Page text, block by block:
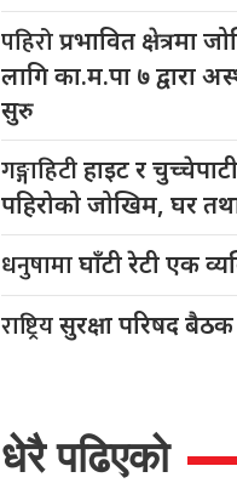
पहिरोप्रभावित क्षेत्रमा
लागि का.म.पा ७ द्वारा
सुरु
गङ्गाहिटीहाइट र चुच्चेपाटी
पहिरोको जोखिम, घर
धनुषामाघाँटी रेटी एक
राष्ट्रियसुरक्षा परिषद
धेरै पढिएको